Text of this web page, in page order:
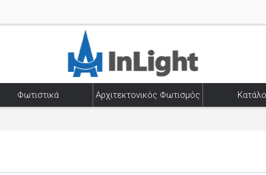
Φωτιστικά Αρχιτεκτονικός Φωτισμός